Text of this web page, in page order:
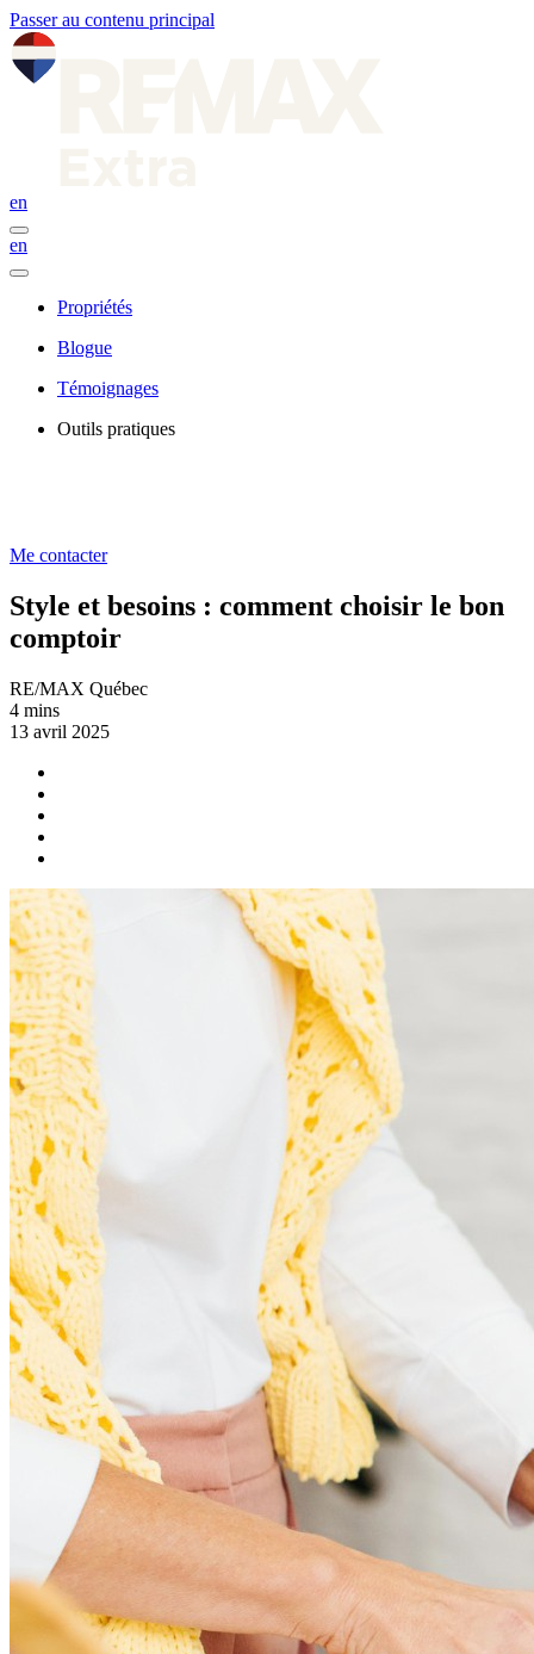
Passer au contenu principal
en
en
Propriétés
Blogue
Témoignages
Outils pratiques
Me contacter
Style et besoins : comment choisir le bon
comptoir
RE/MAX Québec
4 mins
13 avril 2025